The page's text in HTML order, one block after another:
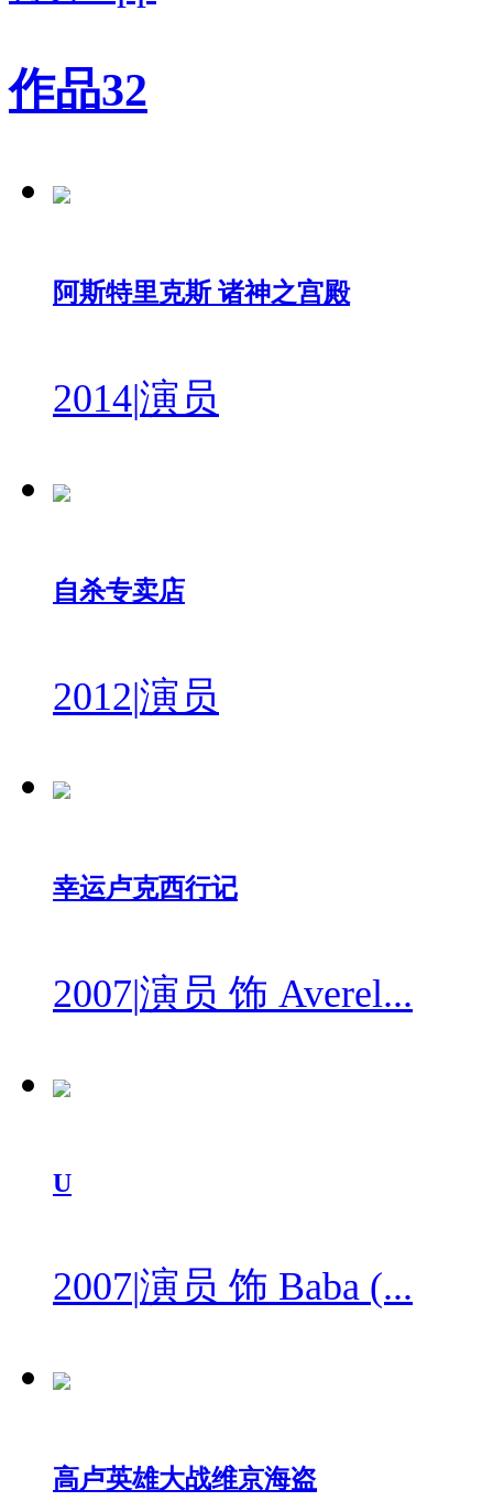
作品32
阿斯特里克斯 诸神之宫殿
2014|演员
自杀专卖店
2012|演员
幸运卢克西行记
2007|演员 饰 Averel...
U
2007|演员 饰 Baba (...
高卢英雄大战维京海盗